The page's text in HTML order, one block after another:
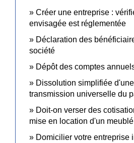
Créer une entreprise :
envisagée est réglementée
Déclaration des
société
Dépôt des comptes
Dissolution simplifiée
transmission universelle du
Doit-on verser des
mise en location d'un
Domicilier votre entreprise